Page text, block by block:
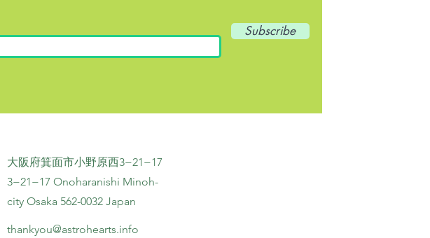
Subscribe
大阪府箕面市小野原西3−21−17
3−21−17 Onoharanishi Minoh-
city Osaka 562-0032 Japan
thankyou@astrohearts.info